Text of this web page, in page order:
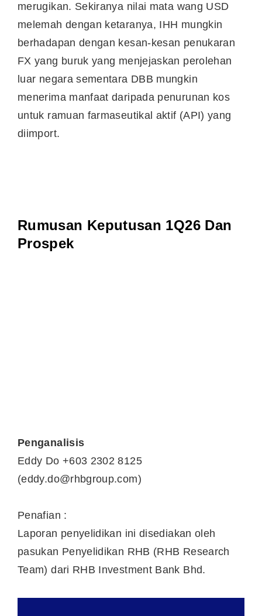
merugikan. Sekiranya nilai mata wang USD
melemah dengan ketaranya, IHH mungkin
berhadapan dengan kesan-kesan penukaran
FX yang buruk yang menjejaskan perolehan
luar negara sementara DBB mungkin
menerima manfaat daripada penurunan kos
untuk ramuan farmaseutikal aktif (API) yang
diimport.
Rumusan Keputusan 1Q26 Dan
Prospek
Penganalisis
Eddy Do +603 2302 8125
(eddy.do@rhbgroup.com)
Penafian :
Laporan penyelidikan ini disediakan oleh
pasukan Penyelidikan RHB (RHB Research
Team) dari RHB Investment Bank Bhd.